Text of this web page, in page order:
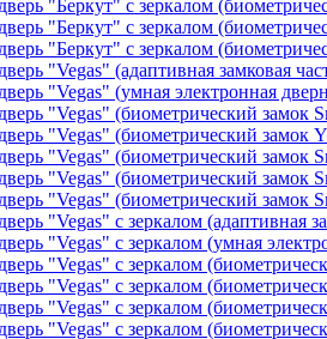
"Беркут" с зеркалом
"Беркут" с зеркалом
"Беркут" с зеркалом
"Vegas" (адаптивная замковая
"Vegas" (умная электронная
"Vegas" (биометрический замок
"Vegas" (биометрический замок
"Vegas" (биометрический замок
"Vegas" (биометрический замок
"Vegas" (биометрический замок
"Vegas" с зеркалом (адаптивная
"Vegas" с зеркалом (умная
"Vegas" с зеркалом
"Vegas" с зеркалом
"Vegas" с зеркалом
"Vegas" с зеркалом